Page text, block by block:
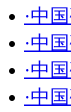
·中
·中
·中
·中